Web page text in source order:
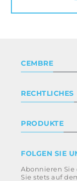
CEMBRE
Zertifizierung
Arbeite mit uns
RECHTLICHES
Whistleblowing
Ethikkodex
Gruppe
PRODUKTE
Energie
FOLGEN SIE
Abonnieren Sie
Sie stets auf